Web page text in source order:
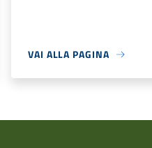
VAI ALLA PAGINA